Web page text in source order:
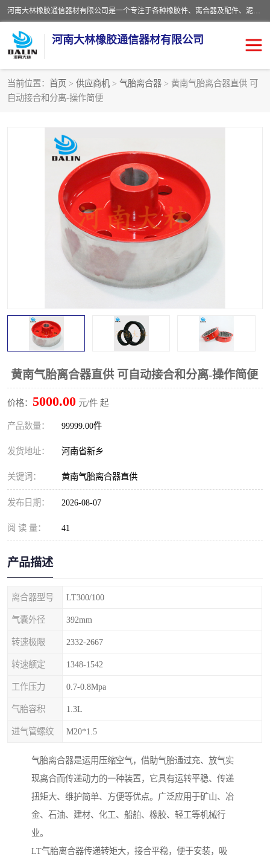
河南大林橡胶通信器材有限公司是一个专注于各种橡胶件、离合器及配件、泥浆泵及配件等产品设计制造和加工的企业。产品应用于矿山、冶金、石油、钢铁、化工、水泥、船舶、造纸、通用机械等各种大功率机械传动或制动装置。
河南大林橡胶通信器材有限公司
当前位置： 首页 > 供应商机 > 气胎离合器 > 黄南气胎离合器直供 可
自动接合和分离-操作简便
黄南气胎离合器直供 可自动接合和分离-操作简便
价格： 5000.00 元/件 起
产品数量： 99999.00件
发货地址： 河南省新乡
关键词： 黄南气胎离合器直供
发布日期： 2026-08-07
阅 读 量： 41
产品描述
离合器型号 LT300/100
气囊外径 392mm
转速极限 2332-2667
转速额定 1348-1542
工作压力 0.7-0.8Mpa
气胎容积 1.3L
进气管螺纹 M20*1.5
气胎离合器是运用压缩空气，借助气胎通过充、放气实
现离合而传递动力的一种装置，它具有运转平稳、传递
扭矩大、维护简单、方便等优点。广泛应用于矿山、冶
金、石油、建材、化工、船舶、橡胶、轻工等机械行
业。
LT气胎离合器传递转矩大，接合平稳，便于安装，吸
推盘离合器
VC离合器
PO隔膜离合器 气胎离合器
泥浆泵空气包胶囊 气动元件
DY隔膜式离合器 CB离合器
联轴器